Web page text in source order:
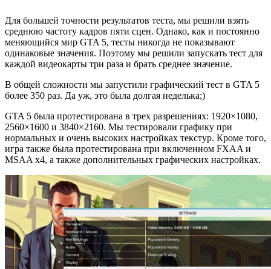
Для большей точности результатов теста, мы решили взять
среднюю частоту кадров пяти сцен. Однако, как и постоянно
меняющийся мир GTA 5, тесты никогда не показывают
одинаковые значения. Поэтому мы решили запускать тест для
каждой видеокарты три раза и брать среднее значение.
В общей сложности мы запустили графический тест в GTA 5
более 350 раз. Да уж, это была долгая неделька;)
GTA 5 была протестирована в трех разрешениях: 1920×1080,
2560×1600 и 3840×2160. Мы тестировали графику при
нормальных и очень высоких настройках текстур. Кроме того,
игра также была протестирована при включенном FXAA и
MSAA x4, а также дополнительных графических настройках.